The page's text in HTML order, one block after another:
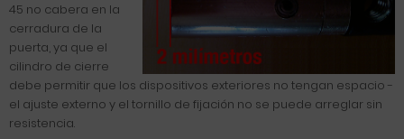
45 no cabera en la
cerradura de la
puerta, ya que el
cilindro de cierre
debe permitir que los dispositivos exteriores no tengan espacio -
el ajuste externo y el tornillo de fijación no se puede arreglar sin
resistencia.